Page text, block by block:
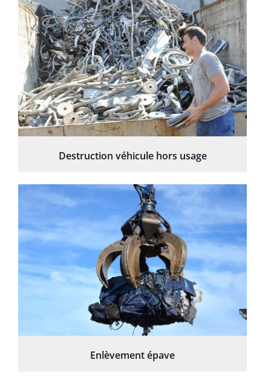
Destruction véhicule hors usage
Enlèvement épave